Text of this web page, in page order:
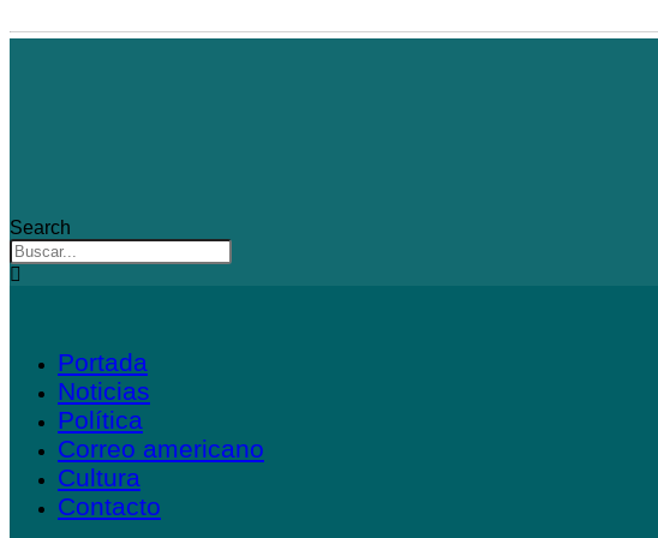
al
Search
Portada
Noticias
Política
Correo americano
Cultura
Contacto